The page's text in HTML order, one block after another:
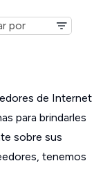
de Internet
para brindarles
sobre sus
tenemos